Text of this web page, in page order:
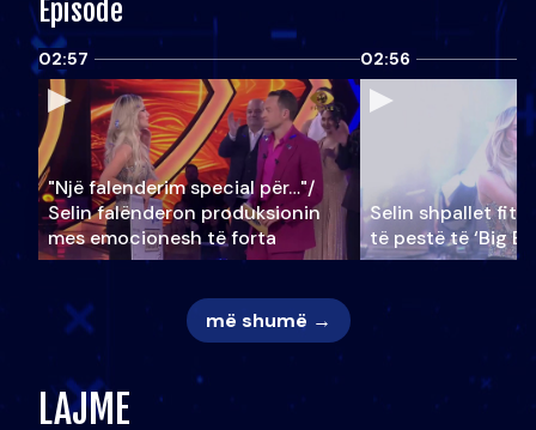
Episode
02:57
"Një falenderim special për…"/
Selin falënderon produksionin
mes emocionesh të forta
02:56
Selin shpallet
të pestë të ‘Big
më shumë →
LAJME